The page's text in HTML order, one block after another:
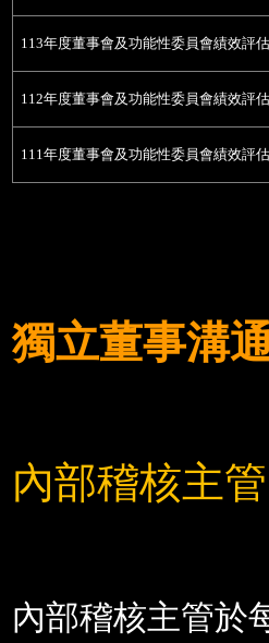
113年度董事會及功能性委員會績效評
112年度董事會及功能性委員會績效評
111年度董事會及功能性委員會績效評
獨立董事溝
內部稽核主管
內部稽核主管於